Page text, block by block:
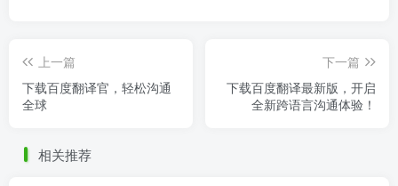
上一篇
下载百度翻译官，轻松沟通
全球
下一篇
下载百度翻译最新版，开启
全新跨语言沟通体验！
相关推荐